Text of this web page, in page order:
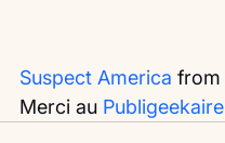
Suspect America from
Merci au Publigeekaire